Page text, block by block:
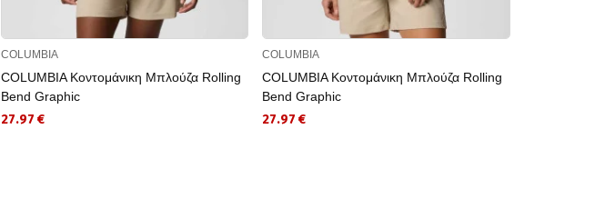
COLUMBIA
COLUMBIA Κοντομάνικη Μπλούζα Rolling
Bend Graphic
27.97 €
COLUMBIA
COLUMBIA Κοντομάνικη Μπλούζα Rolling
Bend Graphic
27.97 €